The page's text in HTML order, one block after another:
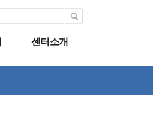
센터소개